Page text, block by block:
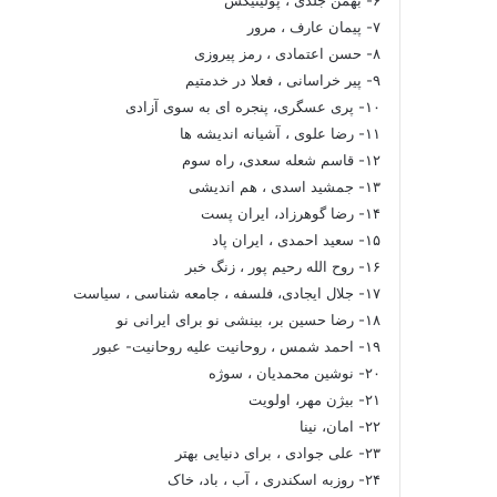
۷- پیمان عارف ، مرور
۸- حسن اعتمادی ، رمز پیروزی
۹- پیر خراسانی ، فعلا در خدمتیم
۱۰- پری عسگری، پنجره ای به سوی آزادی
۱۱- رضا علوی ، آشیانه اندیشه ها
۱۲- قاسم شعله سعدی، راه سوم
۱۳- جمشید اسدی ، هم اندیشی
۱۴- رضا گوهرزاد، ایران پست
۱۵- سعید احمدی ، ایران پاد
۱۶- روح الله رحیم پور ، زنگ خبر
۱۷- جلال ایجادی، فلسفه ، جامعه شناسی ، سیاست
۱۸- رضا حسین بر، بینشی نو برای ایرانی نو
۱۹- احمد شمس ، روحانیت علیه روحانیت- عبور
۲۰- نوشین محمدیان ، سوژه
۲۱- بیژن مهر، اولویت
۲۲- امان، نینا
۲۳- علی جوادی ، برای دنیایی بهتر
۲۴- روزبه اسکندری ، آب ، باد، خاک